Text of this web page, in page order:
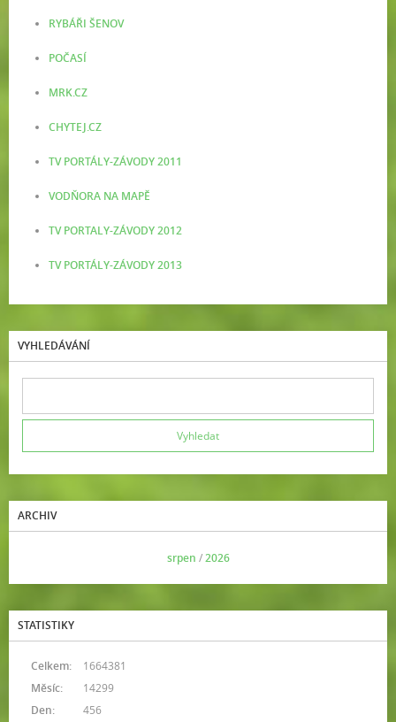
RYBÁŘI ŠENOV
POČASÍ
MRK.CZ
CHYTEJ.CZ
TV PORTÁLY-ZÁVODY 2011
VODŇORA NA MAPĚ
TV PORTALY-ZÁVODY 2012
TV PORTÁLY-ZÁVODY 2013
VYHLEDÁVÁNÍ
ARCHIV
srpen /2026
STATISTIKY
Celkem:
1664381
Měsíc:
14299
Den:
456